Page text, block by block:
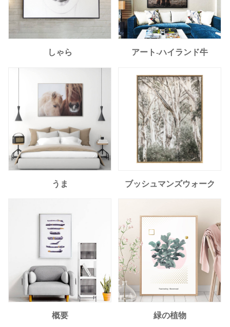
しゃら アート-ハイランド牛
うま ブッシュマンズウォーク
概要 緑の植物